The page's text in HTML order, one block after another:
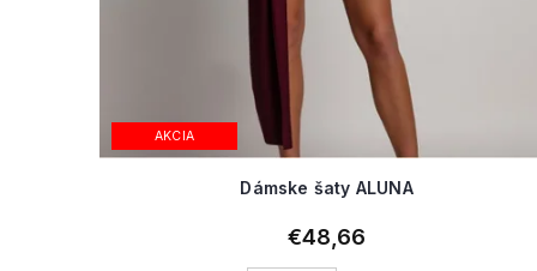
AKCIA
Dámske šaty ALUNA
€48,66